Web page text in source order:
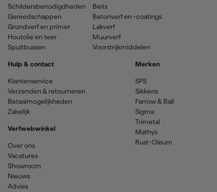
Schildersbenodigdheden
Gereedschappen
Grondverf en primer
Houtolie en teer
Spuitbussen
Beits
Betonverf en -coatings
Lakverf
Muurverf
Voorstrijkmiddelen
Hulp & contact
Klantenservice
Verzenden & retourneren
Betaalmogelijkheden
Zakelijk
Verfwebwinkel
Over ons
Vacatures
Showroom
Nieuws
Advies
Merken
SPS
Sikkens
Farrow & Ball
Sigma
Trimetal
Mathys
Rust-Oleum